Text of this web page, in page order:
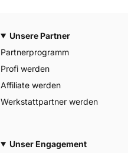
Unsere Partner
Partnerprogramm
Profi werden
Affiliate werden
Werkstattpartner werden
Unser Engagement